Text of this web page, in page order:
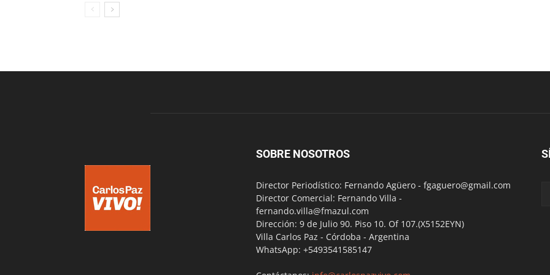
SOBRE NOSOTROS
Director Periodístico: Fernando Agüero - fgaguero@gmail.com
Director Comercial: Fernando Villa -
fernando.villa@fmazul.com
Dirección: 9 de Julio 90. Piso 10. Of 107.(X5152EYN)
Villa Carlos Paz - Córdoba - Argentina
WhatsApp: +5493541585147